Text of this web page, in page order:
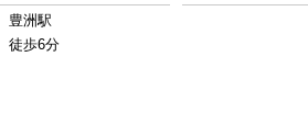
豊洲駅
徒歩6分